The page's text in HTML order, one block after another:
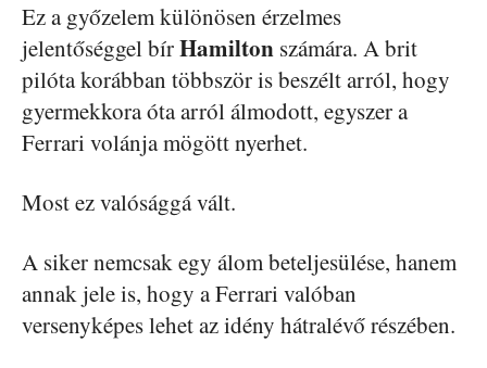
Ez a győzelem különösen érzelmes
jelentőséggel bírHamilton számára. A brit
pilóta korábban többször is beszélt arról, hogy
gyermekkora óta arról álmodott, egyszer a
Ferrari volánja mögött nyerhet.
Most ez valósággá vált.
A siker nemcsak egy álom beteljesülése, hanem
annak jele is, hogy a Ferrari valóban
versenyképes lehet az idény hátralévő részében.